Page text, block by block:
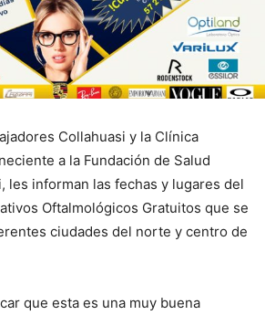
Collahuasi y la Clínica
a la Fundación de Salud
les informan las fechas y lugares del
Oftalmológicos Gratuitos que se
ciudades del norte y centro de
que esta es una muy buena